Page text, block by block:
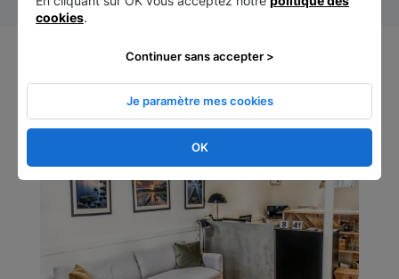
Notre sélection de centres
cookies.
OK
Je paramètre mes cookies
Continuer sans accepter >